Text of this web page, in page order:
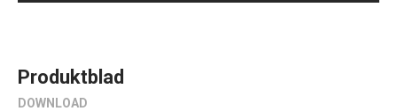
Produktblad
DOWNLOAD